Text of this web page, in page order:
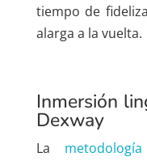
tiempo de
alarga a la vuelta.
Inmersión
Dexway
La